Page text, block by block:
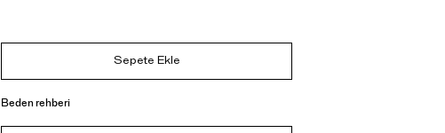
Sepete Ekle
Beden rehberi